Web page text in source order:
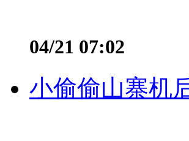
04/21 07:02
小偷偷山寨机